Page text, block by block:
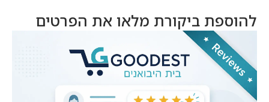
להוספת ביקורת מלאו את הפרטים